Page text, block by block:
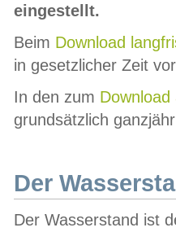
eingestellt.
Beim Download
in gesetzlicher Zeit
In den zum Download
grundsätzlich
Der
Der Wasserstand ist